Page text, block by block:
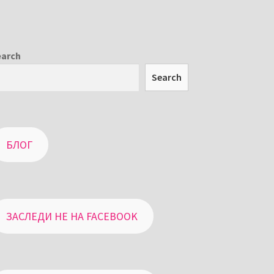
Search
БЛОГ
ЗАСЛЕДИ НЕ НА FACEBOOK